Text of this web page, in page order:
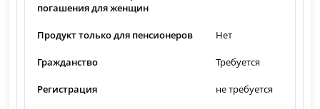
погашения для женщин
Продукт только для пенсионеров Нет
Гражданство Требуется
Регистрация не требуется